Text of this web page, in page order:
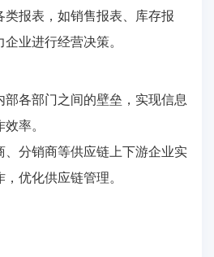
类报表，如销售报表、库存报
业进行经营决策。
部各部门之间的壁垒，实现信息
率。
、分销商等供应链上下游企业实
优化供应链管理。